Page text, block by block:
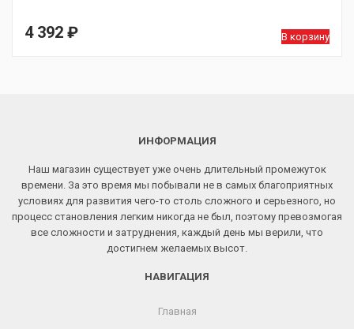
4 392 ₽ В корзину
ИНФОРМАЦИЯ
Наш магазин существует уже очень длительный промежуток
времени. За это время мы побывали не в самых благоприятных
условиях для развития чего-то столь сложного и серьезного, но
процесс становления легким никогда не был, поэтому превозмогая
все сложности и затруднения, каждый день мы верили, что
достигнем желаемых высот.
НАВИГАЦИЯ
Главная